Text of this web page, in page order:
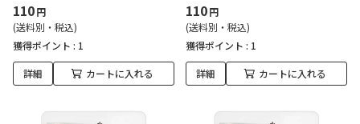
110円
(送料別・税込)
獲得ポイント : 1
詳細 カートに入れる
110円
(送料別・税込)
獲得ポイント : 1
詳細 カートに入れる